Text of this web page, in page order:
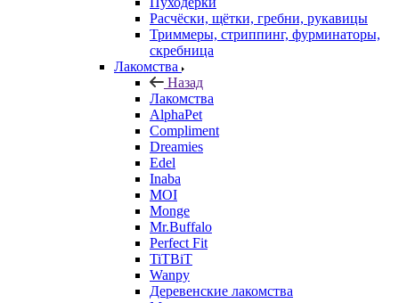
Расчёски, щётки, гребни, рукавицы
Триммеры, стриппинг, фурминаторы,
скребница
Лакомства
Назад
Лакомства
AlphaPet
Compliment
Dreamies
Edel
Inaba
MOI
Monge
Mr.Buffalo
Perfect Fit
TiTBiT
Wanpy
Деревенские лакомства